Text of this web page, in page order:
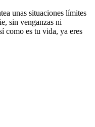
unas situaciones límites
sin venganzas ni
como es tu vida, ya eres